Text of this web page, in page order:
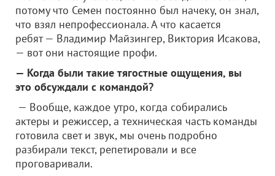
потому что Семен постоянно был начеку, он знал,
что взял непрофессионала. А что касается
ребят — Владимир Майзингер, Виктория Исакова,
— вот они настоящие профи.
— Когда были такие тягостные ощущения, вы
это обсуждали с командой?
— Вообще, каждое утро, когда собирались
актеры и режиссер, а техническая часть команды
готовила свет и звук, мы очень подробно
разбирали текст, репетировали и все
проговаривали.